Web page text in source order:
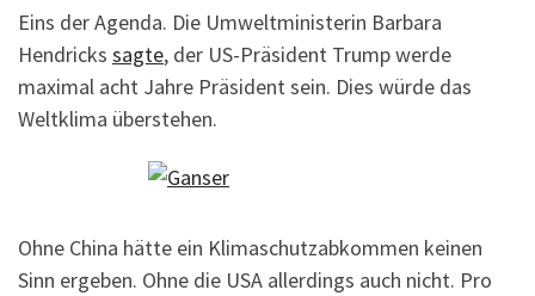
Eins der Agenda. Die Umweltministerin Barbara
Hendricks sagte, der US-Präsident Trump werde
maximal acht Jahre Präsident sein. Dies würde das
Weltklima überstehen.
Ohne China hätte ein Klimaschutzabkommen keinen
Sinn ergeben. Ohne die USA allerdings auch nicht. Pro